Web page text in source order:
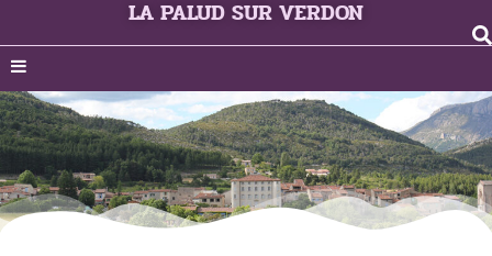
LA PALUD SUR VERDON